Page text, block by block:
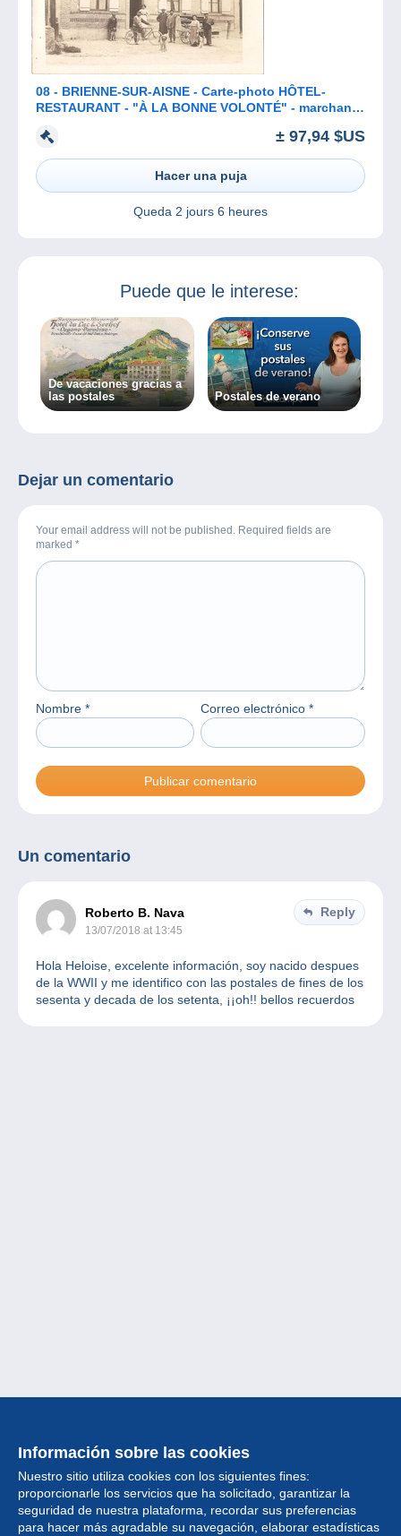
08 - BRIENNE-SUR-AISNE - Carte-photo HÔTEL-
RESTAURANT - "À LA BONNE VOLONTÉ" - marchand
± 97,94 $US
Hacer una puja
Queda 2 jours 6 heures
Puede que le interese:
De vacaciones gracias a
las postales
Postales de verano
Dejar un comentario
Your email address will not be published. Required fields are
marked *
Nombre * Correo electrónico *
Un comentario
Roberto B. Nava
13/07/2018 at 13:45
Reply
Hola Heloise, excelente información, soy nacido despues
de la WWII y me identifico con las postales de fines de los
sesenta y decada de los setenta, ¡¡oh!! bellos recuerdos
Información sobre las cookies
Nuestro sitio utiliza cookies con los siguientes fines:
proporcionarle los servicios que ha solicitado, garantizar la
seguridad de nuestra plataforma, recordar sus preferencias
para hacer más agradable su navegación, elaborar estadísticas